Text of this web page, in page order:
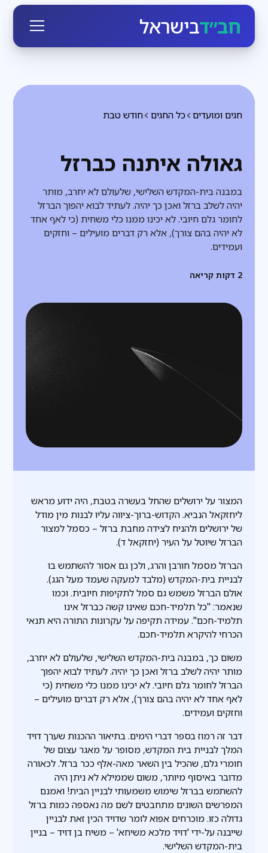
חב״דבישראל
חודש טבת כל החגים חגים ומועדים
גאולה איתנה כברזל
במבנה בית-המקדש השלישי, שלעולם לא יחרב, מותר
יהיה לשלב ברזל ואכן כך יהיה. לעתיד לבוא יהפוך הברזל
לחומר גלם חיובי. לא יכינו ממנו כלי משחית (כי לאף אחד
לא יהיה בהם צורך), אלא רק דברים מועילים – וחזקים
ועמידים.
2 דקות קריאה
המצור על ירושלים שהחל בעשרה בטבת, היה ידוע מראש
ליחזקאל הנביא. הקדוש-ברוך-ציווה עליו לבנות מין מודל
של ירושלים ולהניח לצידה מחבת ברזל – כסמל למצור
הברזל שיוטל על העיר (יחזקאל ד).
הברזל מסמל חורבן והרג, ולכן גם אסור להשתמש בו
לבניית בית-המקדש (מלבד למעקה שעמד מעל הגג).
אולם הברזל משמש גם סמל לתקיפות חיובית. וכמו
שנאמר: "כל תלמיד-חכם שאינו קשה כברזל אינו
תלמיד-חכם". עמידה תקיפה על עקרונות התורה היא תנאי
הכרחי להיקרא תלמיד-חכם.
משום כך, במבנה בית-המקדש השלישי, שלעולם לא יחרב,
מותר יהיה לשלב ברזל ואכן כך יהיה. לעתיד לבוא יהפוך
הברזל לחומר גלם חיובי. לא יכינו ממנו כלי משחית (כי
לאף אחד לא יהיה בהם צורך), אלא רק דברים מועילים –
וחזקים ועמידים.
דבר זה רמוז בספר דברי הימים. בתיאור ההכנות שערך דויד
המלך לבניית בית המקדש, מסופר על מאגר עצום של
חומרי גלם, שהכיל בין השאר מאה-אלף ככר ברזל. לכאורה
מדובר באיסוף מיותר, משום שממילא לא ניתן היה
להשתמש בברזל שימוש משמעותי לבניין הבית! ואמנם
המפרשים השונים מתחבטים לשם מה נאספה כמות ברזל
גדולה כזו. מוכרחים אפוא לומר שדויד הכין זאת לבניין
שייבנה על-ידי 'דויד מלכא משיחא' – משיח בן דויד – בניין
בית-המקדש השלישי.